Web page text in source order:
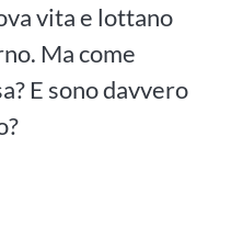
vita e lottano
Ma come
E sono davvero